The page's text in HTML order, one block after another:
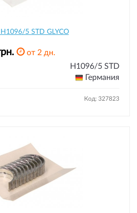
5 STD GLYCO
от 2 дн.
H1096/5 STD
Германия
Код: 327823